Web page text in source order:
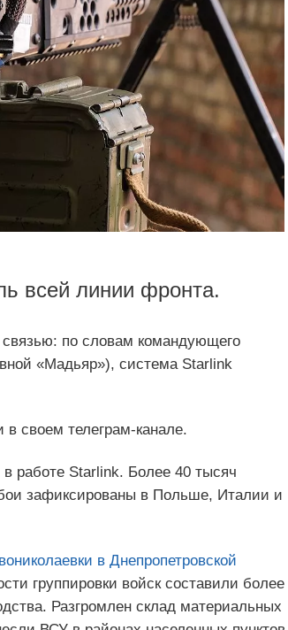
всей линии фронта.
по словам командующего
«Мадьяр»), система Starlink
своем телеграм-канале.
работе Starlink. Более 40 тысяч
зафиксированы в Польше, Италии и
в Днепропетровской
группировки войск составили более
Разгромлен склад материальных